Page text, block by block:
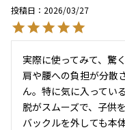
投稿日
2026/03/27
実際に使ってみて、驚
肩や腰への負担が分散
ん。特に気に入ってい
脱がスムーズで、子供
バックルを外しても本